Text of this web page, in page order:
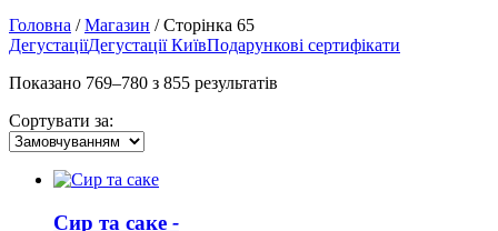
Головна /Магазин /Сторінка 65
ДегустаціїДегустації КиївПодарункові сертифікати
Показано 769–780 з 855 результатів
Сортувати за:
Сир та саке -